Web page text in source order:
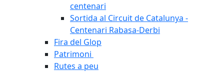
centenari
Sortida al Circuit de Catalunya -
Centenari Rabasa-Derbi
Fira del Glop
Patrimoni
Rutes a peu